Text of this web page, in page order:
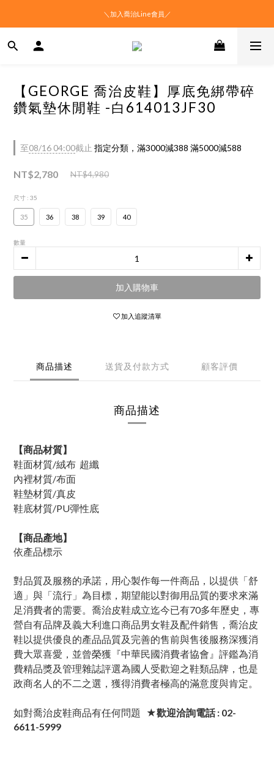
＼加入喬治Line會員／
【GEORGE 喬治皮鞋】厚底免綁帶碎
鑽氣墊休閒鞋 -白614013JF30
至08/16 04:00截止 指定分類，滿3000減388 滿5000減588
NT$2,780 NT$4,980
尺寸 : 35
35 36 38 39 40
數量
加入購物車
加入追蹤清單
商品描述 送貨及付款方式 顧客評價
商品描述
【商品材質】
鞋面材質/絨布 超纖
內裡材質/布面
鞋墊材質/真皮
鞋底材質/PU彈性底
【商品產地】
依產品標示
對品質及服務的承諾，用心製作每一件商品，以提供「舒
適」與「流行」為目標，期望能以對御用品質的要求來滿
足消費者的需要。喬治皮鞋成立迄今已有70多年歷史，專
營自有品牌及義大利進口商品男女鞋及配件銷售，喬治皮
鞋以提供優良的產品品質及完善的售前與售後服務深獲消
費大眾喜愛，並曾榮獲『中華民國消費者協會』評鑑為消
費精品獎及管理雜誌評選為國人受歡迎之鞋類品牌，也是
政商名人的不二之選，獲得消費者極高的滿意度與肯定。
如對喬治皮鞋商品有任何問題
★歡迎洽詢電話 : 02-
6611-5999